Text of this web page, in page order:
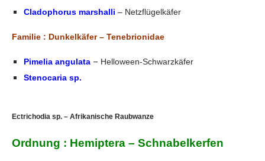
Cladophorus marshalli – Netzflügelkäfer
Familie : Dunkelkäfer – Tenebrionidae
Pimelia angulata – Helloween-Schwarzkäfer
Stenocaria sp.
Ectrichodia sp. – Afrikanische Raubwanze
Ordnung : Hemiptera – Schnabelkerfen